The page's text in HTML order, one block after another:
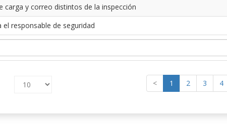
carga y correo distintos de la inspección
responsable de seguridad
< 1 2 3 4